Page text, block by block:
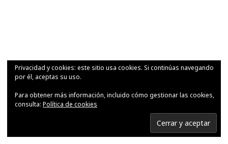
Privacidad y cookies: este sitio usa cookies. Si continúas navegando
por él, aceptas su uso.
Para obtener más información, incluido cómo gestionar las cookies,
consulta: Política de cookies